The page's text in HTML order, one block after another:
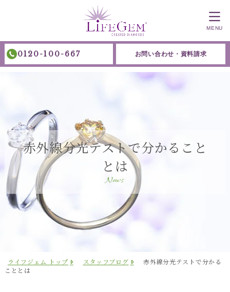
0120-100-667 お問い合わせ・資料請求
MENU
赤外線分光テストで分かること
とは
News
ライフジェム トップ スタッフブログ
赤外線分光テストで分かる
こととは